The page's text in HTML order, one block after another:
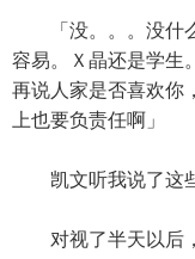
「没。。。没什么
容易。Ｘ晶还是学生。
再说人家是否喜欢你
上也要负责任啊」
凯文听我说了这些
对视了半天以后，